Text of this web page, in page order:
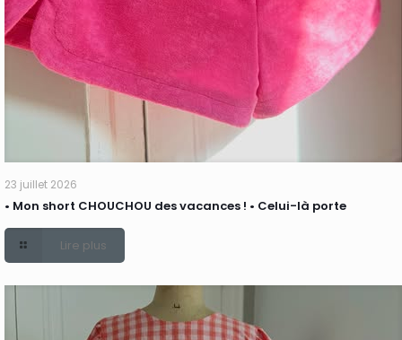
23 juillet 2026
• Mon short CHOUCHOU des vacances ! • Celui-là porte
Lire plus